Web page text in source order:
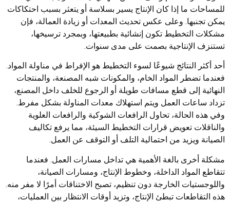
للمساحات ما إذا كان الإنتاج يسير بسلاسة أو يتعثر بسبب احتكاكات
يمكن تجنبها. وعلى عكس تحديث المعدات أو زيادة العمالة، فإن
مشكلات التخطيط تكون إنشائية بطبيعتها، وبمجرد ترسيخها،
تستنزف الإنتاجية بصمت على مدى سنوات.
أحد أكثر النتائج شيوعًا لسوء التخطيط هو الإفراط في مناولة المواد.
فعندما تضطر المواد الخام، والمكونات شبه المصنعة، والمنتجات
النهائية إلى قطع مسافات طويلة أو الرجوع للخلف داخل المصنع،
تزداد ساعات العمل ويتم استهلاك معدات المناولة بشكل مفرط.
وفي هذه الحالة، تحاول الرافعات الشوكية والرافعات العلوية
والناقلات تعويض قرارات التخطيط السيئة، مما يرفع تكاليف
الصيانة ويزيد من احتمالية التلف أو التوقف عن العمل.
مشكلة أخرى بالغة الأهمية هي تداخل مسارات العمل. فعندما
تتقاطع المواد الداخلة، وخطوط الإنتاج، ومسارات الصيانة،
واللوجستيات الخارجة دون تنظيم، تصبح الاختناقات أمرًا لا مفر منه.
هذه التقاطعات تبطئ الإنتاج، وتزيد أوقات الانتظار بين العمليات،